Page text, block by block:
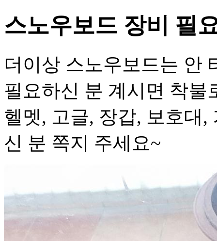
스노우보드 장비 필
더이상 스노우보드는 안
필요하신 분 계시면 착불
헬멧, 고글, 장갑, 보호대
신 분 쪽지 주세요~